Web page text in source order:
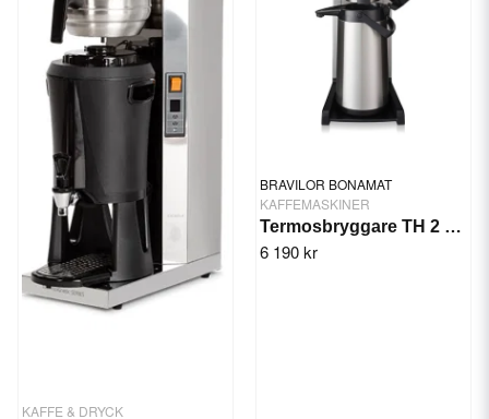
KAFFE & DRYCK
BRAVILOR BONAMAT
KAFFEMASKINER
Termosbryggare TH 2 2 L
6 190 kr